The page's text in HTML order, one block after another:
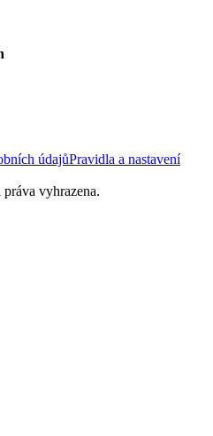
údajůPravidla a nastavení
vyhrazena.